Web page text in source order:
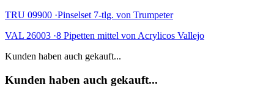
TRU 09900 ·Pinselset 7-tlg. von Trumpeter
VAL 26003 ·8 Pipetten mittel von Acrylicos Vallejo
Kunden haben auch gekauft...
Kunden haben auch gekauft...